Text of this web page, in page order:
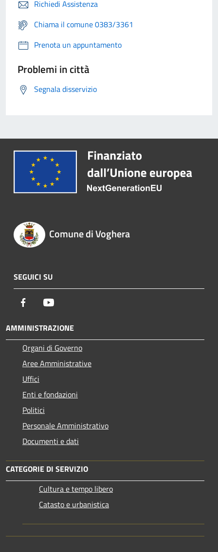
Richiedi Assistenza
Chiama il comune 0383/3361
Prenota un appuntamento
Problemi in città
Segnala disservizio
Comune di Voghera
SEGUICI SU
Facebook
AMMINISTRAZIONE
Organi di Governo
Aree Amministrative
Uffici
Enti e fondazioni
Politici
Personale Amministrativo
Documenti e dati
CATEGORIE DI SERVIZIO
Cultura e tempo libero
Catasto e urbanistica